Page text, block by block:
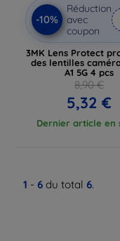
-10%
Réduction
avec
coupon
3MK Lens Protect
des lentilles
A1 5G 4 pcs
8,90 €
5,32 €
Dernier article en
1 - 6 du total 6.